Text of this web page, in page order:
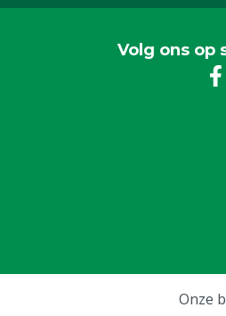
Volg ons op
Onze